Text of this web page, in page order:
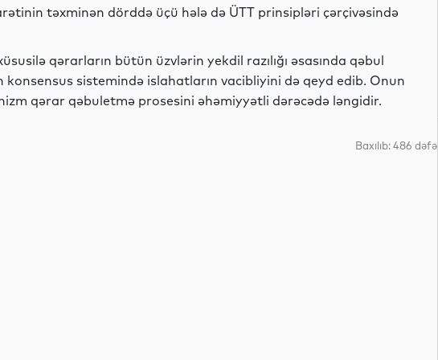
təxminən dörddə üçü hələ də ÜTT prinsipləri çərçivəsində
qərarların bütün üzvlərin yekdil razılığı əsasında qəbul
sistemində islahatların vacibliyini də qeyd edib. Onun
qərar qəbuletmə prosesini əhəmiyyətli dərəcədə ləngidir.
Baxılıb: 486 dəfə